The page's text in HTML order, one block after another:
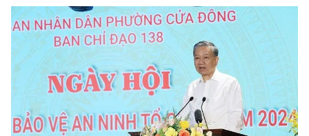
Theo dõi báo trên
0906 645 777
Liên hệ quảng cáo
0908 780 404